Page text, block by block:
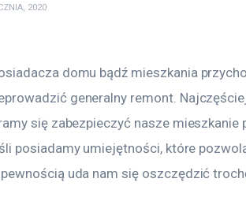
2020
domu bądź mieszkania
generalny remont.
się zabezpieczyć nasze mieszkanie
posiadamy umiejętności, które
uda nam się oszczędzić